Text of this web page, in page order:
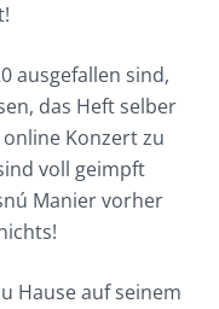
ausgefallen sind,
das Heft selber
Konzert zu
voll geimpft
Manier vorher
Hause auf seinem